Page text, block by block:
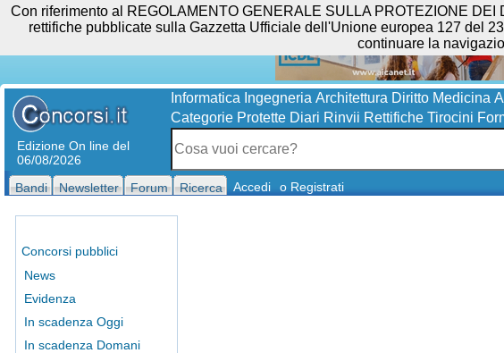
Edizione On line del
06/08/2026
Informatica Ingegneria Architettura Diritto Medicina
Categorie Protette Diari Rinvii Rettifiche Tirocini
Bandi Newsletter Forum Ricerca Accedi o Registrati
Concorsi pubblici
News
Evidenza
In scadenza Oggi
In scadenza Domani
Con riferimento al REGOLAMENTO GENERALE SULLA PROTEZIONE
rettifiche pubblicate sulla Gazzetta Ufficiale dell'Unione europea 127 del
continuare la